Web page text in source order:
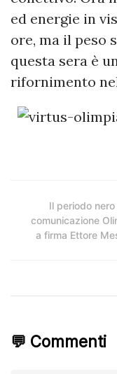
ed energie in
ore, ma il peso
questa sera è
rifornimento
Il periodo nero
comunicazione
a firma Ettore
💬 Commenti